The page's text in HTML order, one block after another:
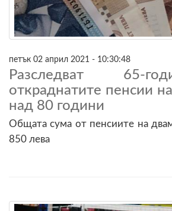
петък 02 април 2021 - 10:30:48
Разследват 65-
откраднатите пенсии
над 80 години
Общата сума от пенсиите на
850 лева